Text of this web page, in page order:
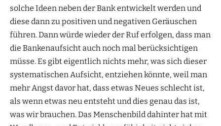
solche Ideen neben der Bank entwickelt werden und
diese dann zu positiven und negativen Geräuschen
führen. Dann würde wieder der Ruf erfolgen, dass man
die Bankenaufsicht auch noch mal berücksichtigen
müsse. Es gibt eigentlich nichts mehr, was sich dieser
systematischen Aufsicht, entziehen könnte, weil man
mehr Angst davor hat, dass etwas Neues schlecht ist,
als wenn etwas neu entsteht und dies genau das ist,
was wir brauchen. Das Menschenbild dahinter hat mit